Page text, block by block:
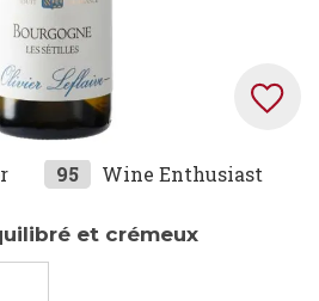
95 Wine Enthusiast
et crémeux